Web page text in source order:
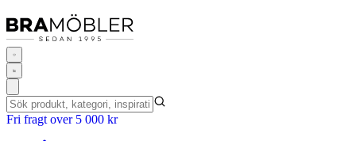
Fri fragt over 5 000 kr